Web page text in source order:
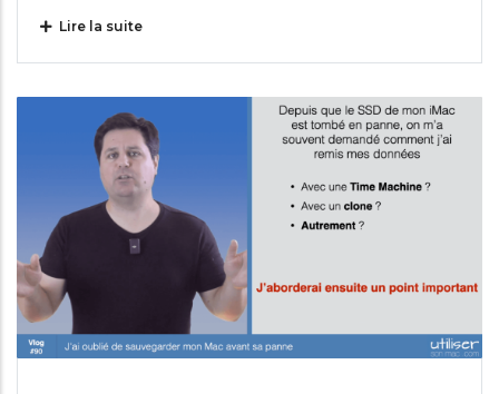
Lire la suite